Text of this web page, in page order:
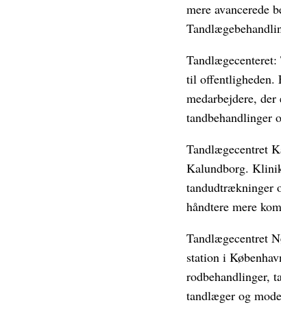
mere avancerede
til offentligheden.
medarbejdere,
tandbehandlinger
Tandlægecentret
Kalundborg.
tandudtrækninger
håndtere mere
Tandlægecentret
station i
rodbehandlinger,
tandlæger og